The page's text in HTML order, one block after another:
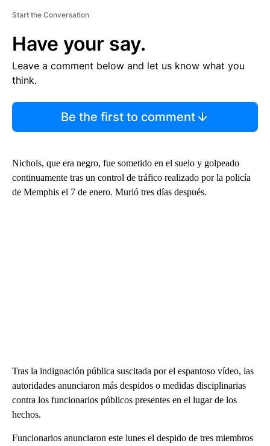
Start the Conversation
Have your say.
Leave a comment below and let us know what you
think.
Be the first to comment
Nichols, que era negro, fue sometido en el suelo y golpeado
continuamente tras un control de tráfico realizado por la policía
de Memphis el 7 de enero. Murió tres días después.
Tras la indignación pública suscitada por el espantoso vídeo, las
autoridades anunciaron más despidos o medidas disciplinarias
contra los funcionarios públicos presentes en el lugar de los
hechos.
Funcionarios anunciaron este lunes el despido de tres miembros